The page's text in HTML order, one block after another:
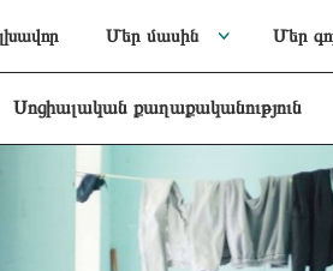
Մեր մասին Մեր
Սոցիալական քաղաքականություն